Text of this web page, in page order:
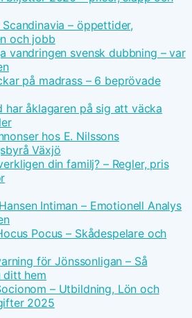
– öppettider,
och jobb
vandringen svensk dubbning – var
på madrass – 6 beprövade
har åklagaren på sig att väcka
hos E. Nilssons
Växjö
din familj? – Regler, pris
Intiman – Emotionell Analys
Pocus – Skådespelare och
för Jönssonligan – Så
ditt hem
– Utbildning, Lön och
2025